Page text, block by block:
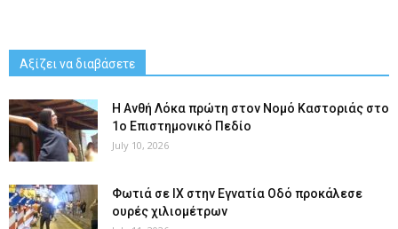
Αξίζει να διαβάσετε
Η Ανθή Λόκα πρώτη στον Νομό Καστοριάς στο
1ο Επιστημονικό Πεδίο
July 10, 2026
Φωτιά σε ΙΧ στην Εγνατία Οδό προκάλεσε
ουρές χιλιομέτρων